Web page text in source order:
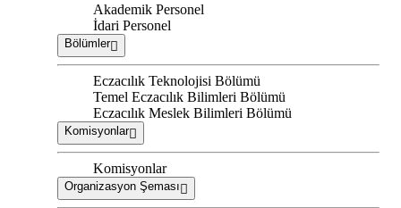
Akademik Personel
İdari Personel
Bölümler
Eczacılık Teknolojisi Bölümü
Temel Eczacılık Bilimleri Bölümü
Eczacılık Meslek Bilimleri Bölümü
Komisyonlar
Komisyonlar
Organizasyon Şeması